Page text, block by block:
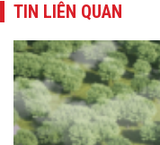
TIN LIÊN QUAN